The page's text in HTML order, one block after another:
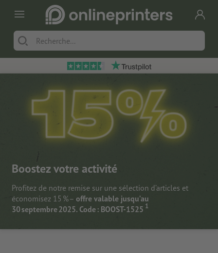
Boostez votre activité
Profitez de notre remise sur une sélection d’articles et
économisez 15 % – offre valable jusqu’au
30 septembre 2025. Code : BOOST-1525 1